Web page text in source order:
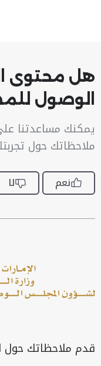
هل محتوى
الوصول
يمكنك مساعدتنا
ملاحظاتك حول
نعم لا
قدم ملاحظاتك حول